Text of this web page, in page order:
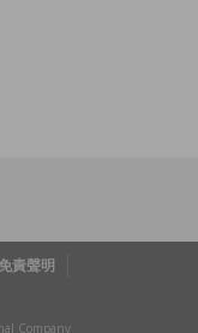
責聲明
Company